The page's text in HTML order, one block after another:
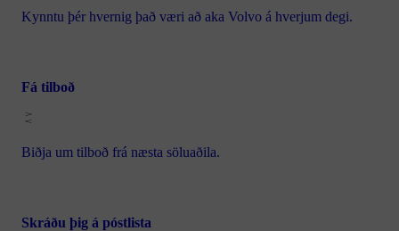
Kynntu þér hvernig það væri að aka Volvo á hverjum degi.
Fá tilboð
Biðja um tilboð frá næsta söluaðila.
Skráðu þig á póstlista